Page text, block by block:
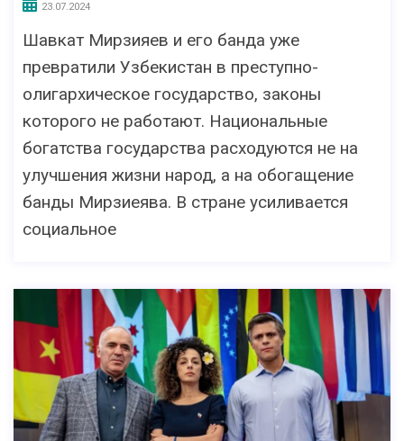
23.07.2024
Шавкат Мирзияев и его банда уже
превратили Узбекистан в преступно-
олигархическое государство, законы
которого не работают. Национальные
богатства государства расходуются не на
улучшения жизни народ, а на обогащение
банды Мирзиеява. В стране усиливается
социальное